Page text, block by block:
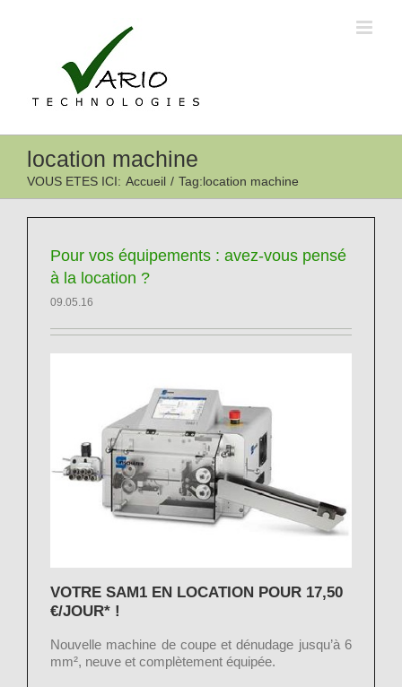
location machine
VOUS ETES ICI: Accueil / Tag:location machine
Pour vos équipements : avez-vous pensé
à la location ?
09.05.16
VOTRE SAM1 EN LOCATION POUR 17,50
€/JOUR* !
Nouvelle machine de coupe et dénudage jusqu’à 6
mm², neuve et complètement équipée.